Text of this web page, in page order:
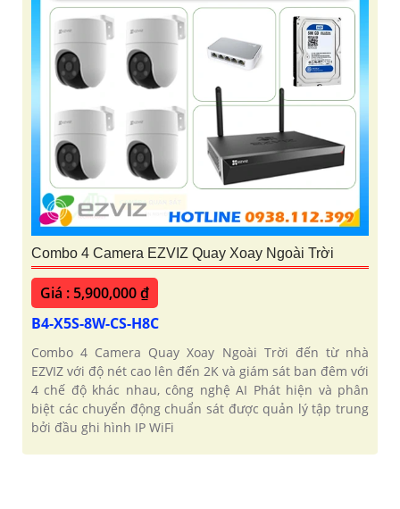
Combo 4 Camera EZVIZ Quay Xoay Ngoài Trời
Giá : 5,900,000 ₫
B4-X5S-8W-CS-H8C
Combo 4 Camera Quay Xoay Ngoài Trời đến từ nhà
EZVIZ với độ nét cao lên đến 2K và giám sát ban đêm với
4 chế độ khác nhau, công nghệ AI Phát hiện và phân
biệt các chuyển động chuẩn sát được quản lý tập trung
bởi đầu ghi hình IP WiFi